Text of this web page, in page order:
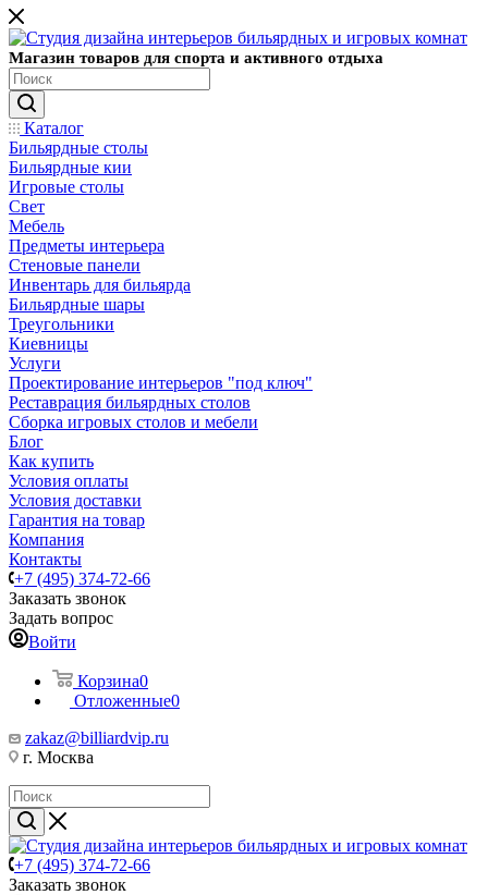
Магазин товаров для спорта и активного отдыха
Каталог
Бильярдные столы
Бильярдные кии
Игровые столы
Свет
Мебель
Предметы интерьера
Стеновые панели
Инвентарь для бильярда
Бильярдные шары
Треугольники
Киевницы
Услуги
Проектирование интерьеров "под ключ"
Реставрация бильярдных столов
Сборка игровых столов и мебели
Блог
Как купить
Условия оплаты
Условия доставки
Гарантия на товар
Компания
Контакты
+7 (495) 374-72-66
Заказать звонок
Задать вопрос
Войти
Корзина0
Отложенные0
zakaz@billiardvip.ru
г. Москва
+7 (495) 374-72-66
Заказать звонок